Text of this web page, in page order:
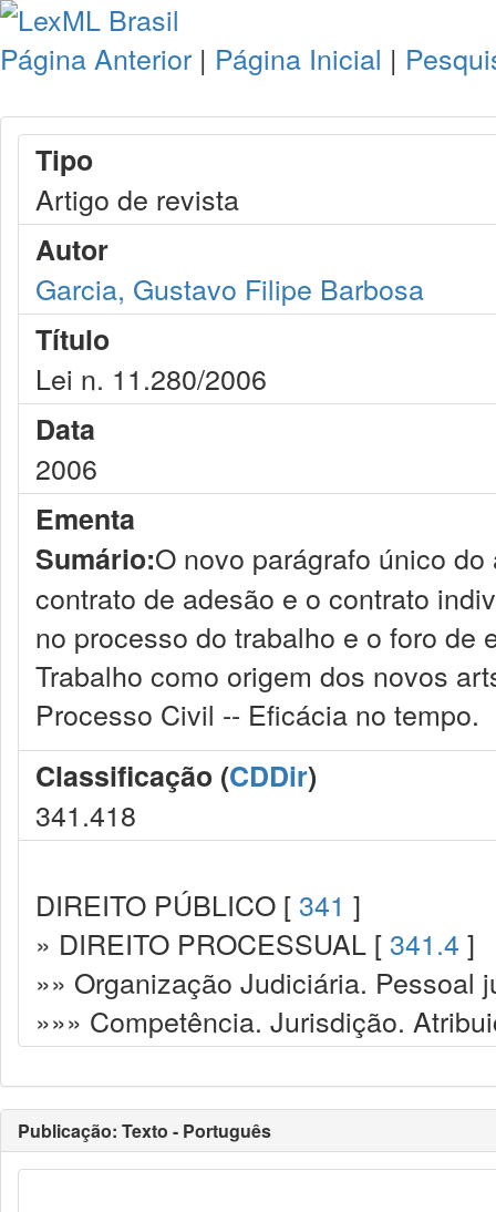
Página Anterior | Página Inicial |
Tipo
Artigo de revista
Autor
Garcia, Gustavo Filipe Barbosa
Título
Lei n. 11.280/2006
Data
2006
Ementa
Sumário:O novo parágrafo único
contrato de adesão e o contrato
no processo do trabalho e o foro
Trabalho como origem dos novos
Processo Civil -- Eficácia no tempo.
Classificação (CDDir)
341.418
DIREITO PÚBLICO [ 341 ]
» DIREITO PROCESSUAL [ 341.4 ]
»» Organização Judiciária. Pessoal
»»» Competência. Jurisdição.
Publicação: Texto - Português